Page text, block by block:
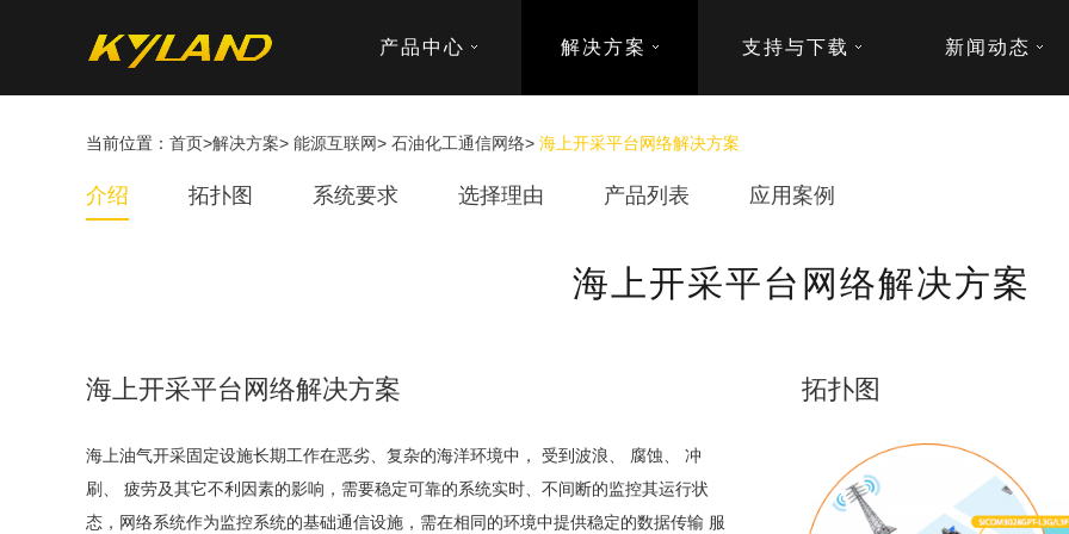
产品中心 解决方案 支持与下载 新闻动态
当前位置： 首页>解决方案> 能源互联网> 石油化工通信网络> 海上开采平台网络解决方案
介绍 拓扑图 系统要求 选择理由 产品列表 应用案例
海上开采平台网络解决方案
海上开采平台网络解决方案
海上油气开采固定设施长期工作在恶劣、复杂的海洋环境中， 受到波浪、 腐蚀、 冲
刷、 疲劳及其它不利因素的影响，需要稳定可靠的系统实时、不间断的监控其运行状
态，网络系统作为监控系统的基础通信设施，需在相同的环境中提供稳定的数据传输 服
拓扑图